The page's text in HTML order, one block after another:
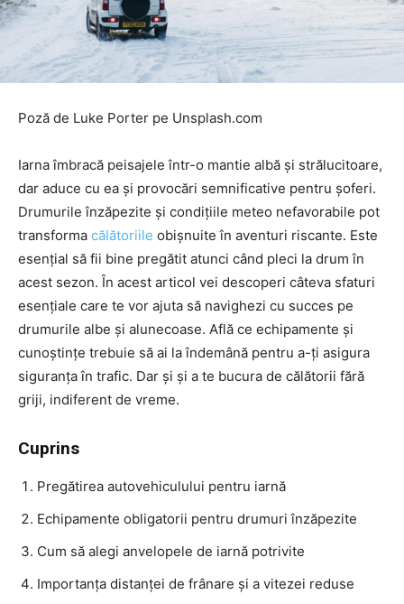
Poză de Luke Porter pe Unsplash.com
Iarna îmbracă peisajele într-o mantie albă și strălucitoare,
dar aduce cu ea și provocări semnificative pentru șoferi.
Drumurile înzăpezite și condițiile meteo nefavorabile pot
transforma călătoriile obișnuite în aventuri riscante. Este
esențial să fii bine pregătit atunci când pleci la drum în
acest sezon. În acest articol vei descoperi câteva sfaturi
esențiale care te vor ajuta să navighezi cu succes pe
drumurile albe și alunecoase. Află ce echipamente și
cunoștințe trebuie să ai la îndemână pentru a-ți asigura
siguranța în trafic. Dar și și a te bucura de călătorii fără
griji, indiferent de vreme.
Cuprins
Pregătirea autovehiculului pentru iarnă
Echipamente obligatorii pentru drumuri înzăpezite
Cum să alegi anvelopele de iarnă potrivite
Importanța distanței de frânare și a vitezei reduse